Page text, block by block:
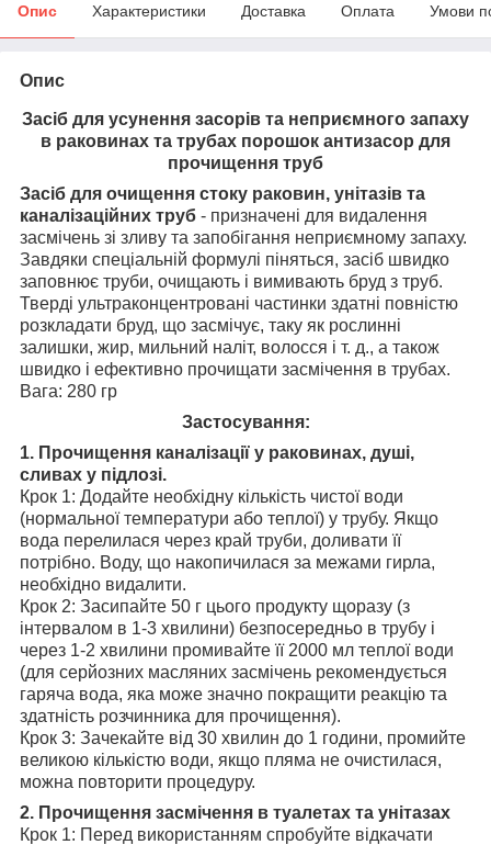
Опис Характеристики Доставка Оплата Умови
Опис
Засіб для усунення засорів та неприємного запаху
в раковинах та трубах порошок антизасор для
прочищення труб
Засіб для очищення стоку раковин, унітазів та
каналізаційних труб - призначені для видалення
засмічень зі зливу та запобігання неприємному запаху.
Завдяки спеціальній формулі піняться, засіб швидко
заповнює труби, очищають і вимивають бруд з труб.
Тверді ультраконцентровані частинки здатні повністю
розкладати бруд, що засмічує, таку як рослинні
залишки, жир, мильний наліт, волосся і т. д., а також
швидко і ефективно прочищати засмічення в трубах.
Вага: 280 гр
Застосування:
1. Прочищення каналізації у раковинах, душі,
сливах у підлозі.
Крок 1: Додайте необхідну кількість чистої води
(нормальної температури або теплої) у трубу. Якщо
вода перелилася через край труби, доливати її
потрібно. Воду, що накопичилася за межами гирла,
необхідно видалити.
Крок 2: Засипайте 50 г цього продукту щоразу (з
інтервалом в 1-3 хвилини) безпосередньо в трубу і
через 1-2 хвилини промивайте її 2000 мл теплої води
(для серйозних масляних засмічень рекомендується
гаряча вода, яка може значно покращити реакцію та
здатність розчинника для прочищення).
Крок 3: Зачекайте від 30 хвилин до 1 години, промийте
великою кількістю води, якщо пляма не очистилася,
можна повторити процедуру.
2. Прочищення засмічення в туалетах та унітазах
Крок 1: Перед використанням спробуйте відкачати